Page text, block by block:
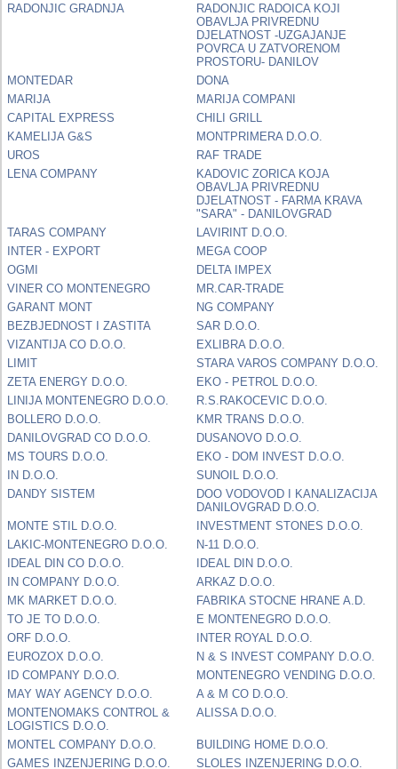
RADONJIC GRADNJA
RADONJIC RADOICA KOJI
OBAVLJA PRIVREDNU
DJELATNOST -UZGAJANJE
POVRCA U ZATVORENOM
PROSTORU- DANILOV
MONTEDAR
DONA
MARIJA
MARIJA COMPANI
CAPITAL EXPRESS
CHILI GRILL
KAMELIJA G&S
MONTPRIMERA D.O.O.
UROS
RAF TRADE
LENA COMPANY
KADOVIC ZORICA KOJA
OBAVLJA PRIVREDNU
DJELATNOST - FARMA KRAVA
"SARA" - DANILOVGRAD
TARAS COMPANY
LAVIRINT D.O.O.
INTER - EXPORT
MEGA COOP
OGMI
DELTA IMPEX
VINER CO MONTENEGRO
MR.CAR-TRADE
GARANT MONT
NG COMPANY
BEZBJEDNOST I ZASTITA
SAR D.O.O.
VIZANTIJA CO D.O.O.
EXLIBRA D.O.O.
LIMIT
STARA VAROS COMPANY D.O.O.
ZETA ENERGY D.O.O.
EKO - PETROL D.O.O.
LINIJA MONTENEGRO D.O.O.
R.S.RAKOCEVIC D.O.O.
BOLLERO D.O.O.
KMR TRANS D.O.O.
DANILOVGRAD CO D.O.O.
DUSANOVO D.O.O.
MS TOURS D.O.O.
EKO - DOM INVEST D.O.O.
IN D.O.O.
SUNOIL D.O.O.
DANDY SISTEM
DOO VODOVOD I KANALIZACIJA
DANILOVGRAD D.O.O.
MONTE STIL D.O.O.
INVESTMENT STONES D.O.O.
LAKIC-MONTENEGRO D.O.O.
N-11 D.O.O.
IDEAL DIN CO D.O.O.
IDEAL DIN D.O.O.
IN COMPANY D.O.O.
ARKAZ D.O.O.
MK MARKET D.O.O.
FABRIKA STOCNE HRANE A.D.
TO JE TO D.O.O.
E MONTENEGRO D.O.O.
ORF D.O.O.
INTER ROYAL D.O.O.
EUROZOX D.O.O.
N & S INVEST COMPANY D.O.O.
ID COMPANY D.O.O.
MONTENEGRO VENDING D.O.O.
MAY WAY AGENCY D.O.O.
A & M CO D.O.O.
MONTENOMAKS CONTROL &
LOGISTICS D.O.O.
ALISSA D.O.O.
MONTEL COMPANY D.O.O.
BUILDING HOME D.O.O.
GAMES INZENJERING D.O.O.
SLOLES INZENJERING D.O.O.